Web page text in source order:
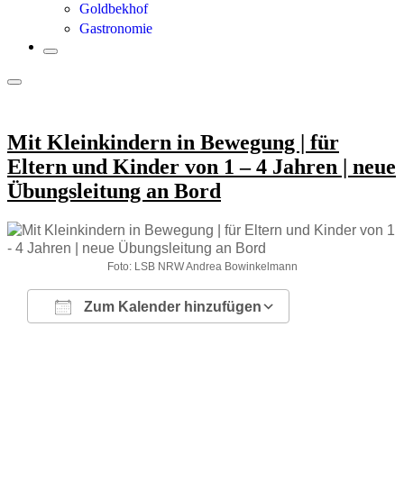
Goldbekhof
Gastronomie
Mit Kleinkindern in Bewegung | für
Eltern und Kinder von 1 – 4 Jahren | neue
Übungsleitung an Bord
Foto: LSB NRW Andrea Bowinkelmann
Zum Kalender hinzufügen